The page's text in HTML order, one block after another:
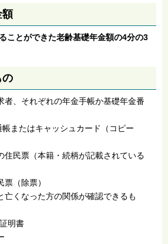
額
ことができた老齢基礎年金額の4分の3
の
者、それぞれの年金手帳か基礎年金番
またはキャッシュカード（コピー
住民票（本籍・続柄が記載されている
（除票）
亡くなった方の関係が確認できるも
明書